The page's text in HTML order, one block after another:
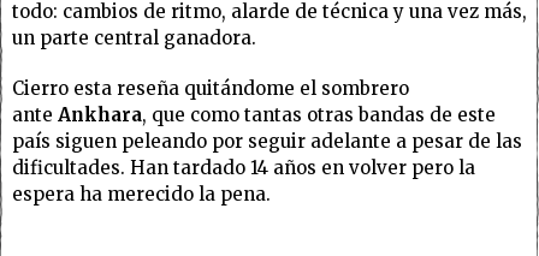
todo: cambios de ritmo, alarde de técnica y una vez más,
un parte central ganadora.
Cierro esta reseña quitándome el sombrero
ante Ankhara, que como tantas otras bandas de este
país siguen peleando por seguir adelante a pesar de las
dificultades. Han tardado 14 años en volver pero la
espera ha merecido la pena.